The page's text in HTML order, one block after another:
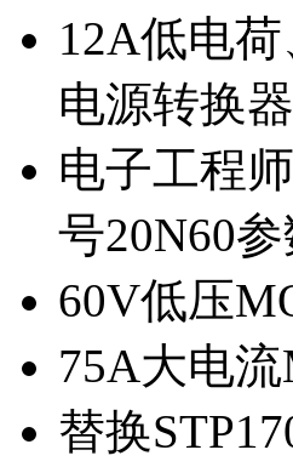
12A低电
电源转换器
电子工程
号20N60参
60V低压
75A大电
替换